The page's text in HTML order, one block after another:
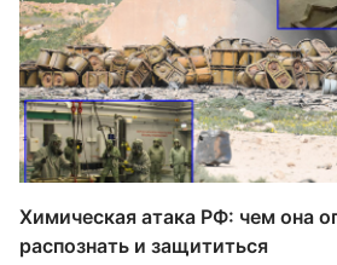
Химическая атака РФ: чем она
распознать и защититься